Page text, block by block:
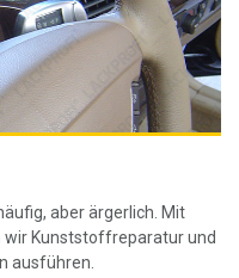
aber ärgerlich. Mit
wir Kunststoffreparatur und
ausführen.